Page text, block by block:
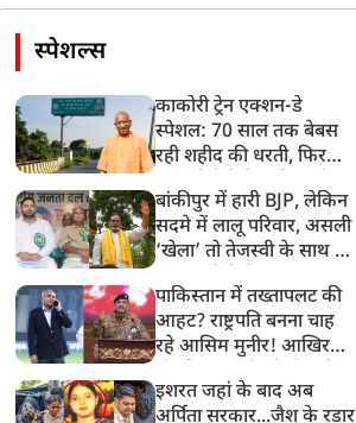
स्पेशल्स
काकोरी ट्रेन एक्शन-डे
स्पेशल: 70 साल तक बेबस
रही शहीद की धरती, फिर
पीढ़ियों का दर्द
बांकीपुर में हारी BJP, लेकिन
सदमे में लालू परिवार, असली
‘खेला’ तो तेजस्वी के साथ हो
पाकिस्तान में तख्तापलट की
आहट? राष्ट्रपति बनना चाह
रहे आसिम मुनीर! आखिर
बनाया मोहरा?
इशरत जहां के बाद अब
अर्पिता सरकार...जैश के रडार